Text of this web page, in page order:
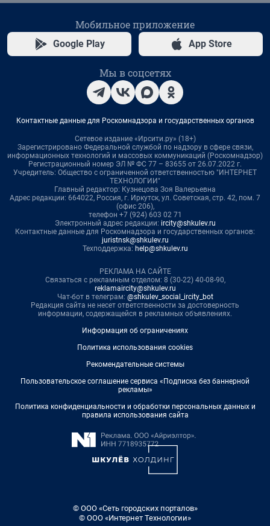
Мобильное приложение
Google Play App Store
Мы в соцсетях
Контактные данные для Роскомнадзора и государственных органов
Сетевое издание «Ирсити.ру» (18+)
Зарегистрировано Федеральной службой по надзору в сфере связи,
информационных технологий и массовых коммуникаций (Роскомнадзор)
Регистрационный номер ЭЛ № ФС 77 – 83655 от 26.07.2022 г.
Учредитель: Общество с ограниченной ответственностью "ИНТЕРНЕТ
ТЕХНОЛОГИИ"
Главный редактор: Кузнецова Зоя Валерьевна
Адрес редакции: 664022, Россия, г. Иркутск, ул. Советская, стр. 42, пом. 7
(офис 206),
телефон +7 (924) 603 02 71
Электронный адрес редакции: ircity@shkulev.ru
Контактные данные для Роскомнадзора и государственных органов:
juristnsk@shkulev.ru
Техподдержка: help@shkulev.ru
РЕКЛАМА НА САЙТЕ
Связаться с рекламным отделом: 8 (30-22) 40-08-90,
reklamaircity@shkulev.ru
Чат-бот в телеграм: @shkulev_social_ircity_bot
Редакция сайта не несет ответственности за достоверность
информации, содержащейся в рекламных объявлениях.
Информация об ограничениях
Политика использования cookies
Рекомендательные системы
Пользовательское соглашение сервиса «Подписка без баннерной
рекламы»
Политика конфиденциальности и обработки персональных данных и
правила использования сайта
© ООО «Сеть городских порталов»
© ООО «Интернет Технологии»